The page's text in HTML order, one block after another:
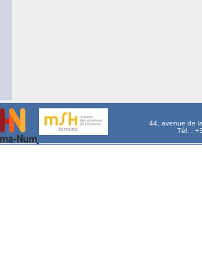
44, avenue de
Tél. :